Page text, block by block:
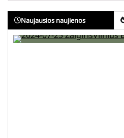
Naujausios naujienos